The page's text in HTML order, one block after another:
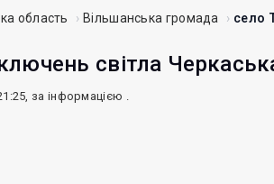
область Вільшанська громада село
світла
за інформацією .